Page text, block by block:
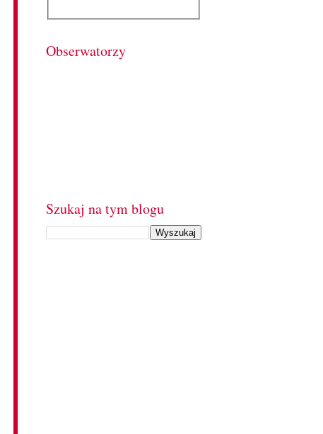
Obserwatorzy
Szukaj na tym blogu